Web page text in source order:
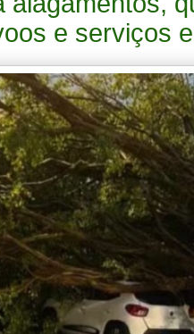
e serviços